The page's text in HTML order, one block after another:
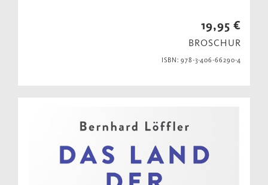
19,95 €
BROSCHUR
ISBN: 978-3-406-66290-4